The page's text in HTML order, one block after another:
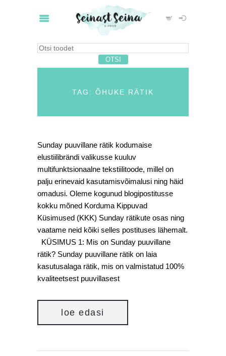
TAG: ÕHUKE RÄTIK
Sunday puuvillane rätik kodumaise
elustiilibrändi valikusse kuuluv
multifunktsionaalne tekstiilitoode, millel on
palju erinevaid kasutamisvõimalusi ning häid
omadusi. Oleme kogunud blogipostitusse
kokku mõned Korduma Kippuvad
Küsimused (KKK) Sunday rätikute osas ning
vaatame neid kõiki selles postituses lähemalt.
KÜSIMUS 1: Mis on Sunday puuvillane
rätik? Sunday puuvillane rätik on laia
kasutusalaga rätik, mis on valmistatud 100%
kvaliteetsest puuvillasest
loe edasi